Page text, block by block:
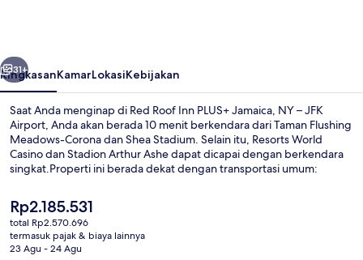
NY
–
JFK
Airport
Berikutnya
31+
RingkasanKamarLokasiKebijakan
Saat Anda menginap di Red Roof Inn PLUS+ Jamaica, NY – JFK
Airport, Anda akan berada 10 menit berkendara dari Taman Flushing
Meadows-Corona dan Shea Stadium. Selain itu, Resorts World
Casino dan Stadion Arthur Ashe dapat dicapai dengan berkendara
singkat.Properti ini berada dekat dengan transportasi umum:
Parsons - Archer berjarak 9 menit.
Harga
saat
ini
Rp2.185.531
Rp2.185.531
total Rp2.570.696
termasuk pajak & biaya lainnya
23 Agu - 24 Agu